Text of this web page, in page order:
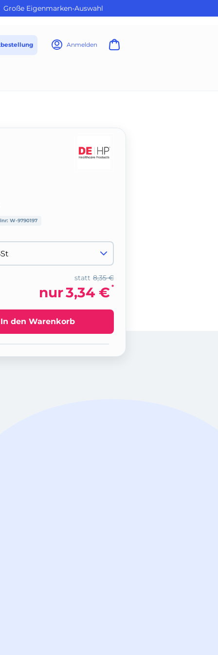
Große Eigenmarken-Auswahl
Anmelden
W-9790197
8,35 €
statt
nur3,34 € *
In den Warenkorb